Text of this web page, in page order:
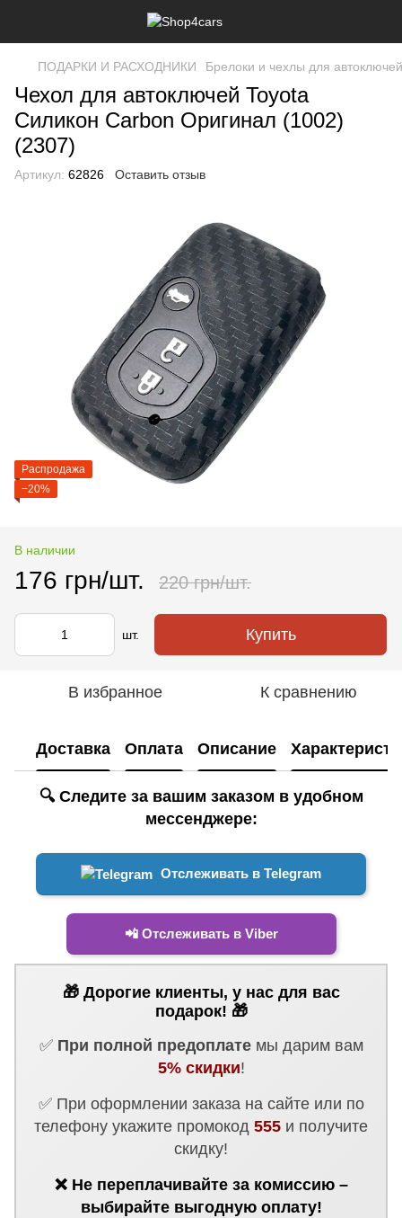
ПОДАРКИ И РАСХОДНИКИ Брелоки и чехлы для автоключей
Чехол для автоключей Toyota
Силикон Carbon Оригинал (1002)
(2307)
Артикул: 62826 Оставить отзыв
Распродажа
−20%
В наличии
176 грн/шт. 220 грн/шт.
шт. Купить
В избранное К сравнению
Доставка Оплата Описание
🔍 Следите за вашим заказом в удобном
мессенджере:
Отслеживать в Telegram
📲 Отслеживать в Viber
🎁 Дорогие клиенты, у нас для вас
подарок! 🎁
✅ При полной предоплатемы дарим вам
5% скидки!
✅ При оформлении заказа на сайте или по
телефону укажите промокод 555 и получите
скидку!
❌ Не переплачивайте за комиссию –
выбирайте выгодную оплату!